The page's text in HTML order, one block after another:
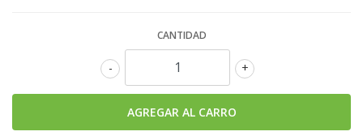
CANTIDAD
+
-